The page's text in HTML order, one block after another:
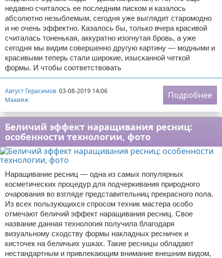
недавно считалось ее последним писком и казалось
абсолютно незыблемым, сегодня уже выглядит старомодно
и не очень эффектно. Казалось бы, только вчера красивой
считалась тоненькая, аккуратно изогнутая бровь, а уже
сегодня мы видим совершенно другую картину — модными и
красивыми теперь стали широкие, изысканной четкой
формы. И чтобы соответствовать
Август Герасимов 03-08-2019 14:06
Макияж
Подробнее
Беличий эффект наращивания ресниц:
особенности технологии, фото
Наращивание ресниц — одна из самых популярных
косметических процедур для подчеркивания природного
очарования во взгляде представительниц прекрасного пола.
Из всех пользующихся спросом техник мастера особо
отмечают беличий эффект наращивания ресниц. Свое
название данная технология получила благодаря
визуальному сходству формы накладных ресничек и
кисточек на беличьих ушках. Такие ресницы обладают
нестандартным и привлекающим внимание внешним видом,